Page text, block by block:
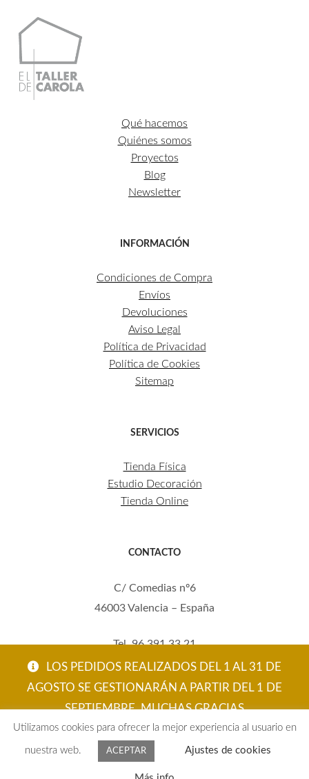
LOS PEDIDOS REALIZADOS DEL 1 AL 31 DE
AGOSTO SE GESTIONARÁN A PARTIR DEL 1 DE
SEPTIEMBRE. MUCHAS GRACIAS
ACEPTAR
Qué hacemos
Quiénes somos
Proyectos
Blog
Newsletter
INFORMACIÓN
Condiciones de Compra
Envíos
Devoluciones
Aviso Legal
Política de Privacidad
Política de Cookies
Sitemap
SERVICIOS
Tienda Física
Estudio Decoración
Tienda Online
CONTACTO
C/ Comedias nº6
46003 Valencia – España
Tel. 96 391 33 21
Mov. 620 123 461
carola@eltallerdecarola.com
Utilizamos cookies para ofrecer la mejor experiencia al usuario en
nuestra web. ACEPTAR Ajustes de cookies